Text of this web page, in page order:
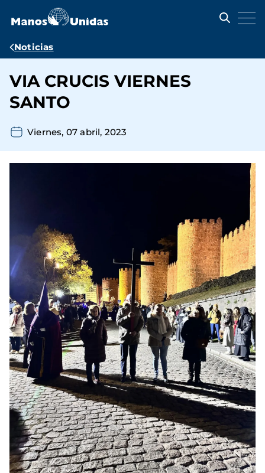
contenido
Ruta
navegación
Noticias
VIA CRUCIS VIERNES
SANTO
Viernes, 07 abril, 2023